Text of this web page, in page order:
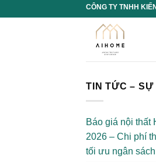
CÔNG TY TNHH
TIN TỨC – SỰ
Báo giá nội thất
2026 – Chi phí
tối ưu ngân sách